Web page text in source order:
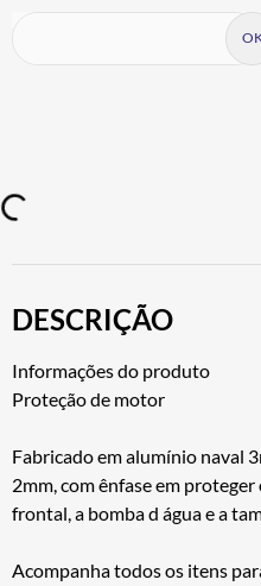
DESCRIÇÃO
Informações do produto
Proteção de motor
Fabricado em alumínio naval
2mm, com ênfase em
frontal, a bomba d água e a
Acompanha todos os itens